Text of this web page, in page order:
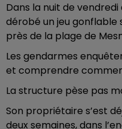
Dans la nuit de
dérobé un jeu gonflable
près de la plage de
Les gendarmes
et comprendre
La structure pèse pas
Son propriétaire s’est
deux semaines, dans